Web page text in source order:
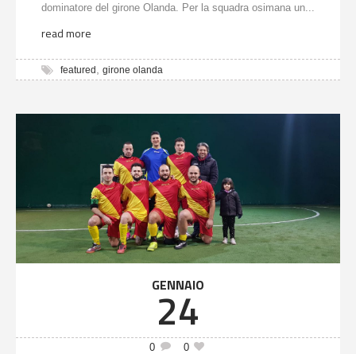
dominatore del girone Olanda. Per la squadra osimana un...
read more
featured girone olanda
GENNAIO
24
0 0